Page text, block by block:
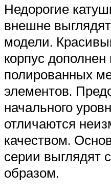
Недорогие
внешне
модели.
корпус
полированных
элементов.
начального
отличаются
качеством.
серии выглядят
образом.